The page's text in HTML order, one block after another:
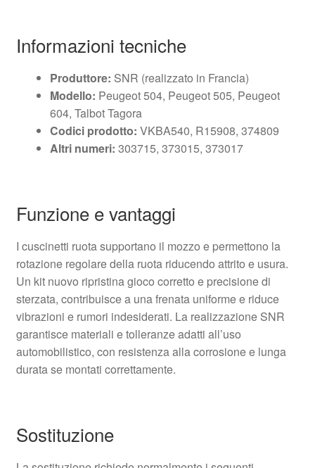
Informazioni tecniche
Produttore: SNR (realizzato in Francia)
Modello: Peugeot 504, Peugeot 505, Peugeot
604, Talbot Tagora
Codici prodotto: VKBA540, R15908, 374809
Altri numeri: 303715, 373015, 373017
Funzione e vantaggi
I cuscinetti ruota supportano il mozzo e permettono la
rotazione regolare della ruota riducendo attrito e usura.
Un kit nuovo ripristina gioco corretto e precisione di
sterzata, contribuisce a una frenata uniforme e riduce
vibrazioni e rumori indesiderati. La realizzazione SNR
garantisce materiali e tolleranze adatti all’uso
automobilistico, con resistenza alla corrosione e lunga
durata se montati correttamente.
Sostituzione